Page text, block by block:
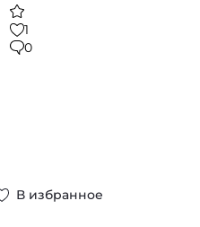
1
0
В избранное